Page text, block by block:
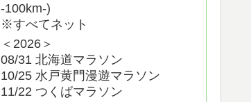
-100km-)
※すべてネット
＜2026＞
08/31 北海道マラソン
10/25 水戸黄門漫遊マラソン
11/22 つくばマラソン